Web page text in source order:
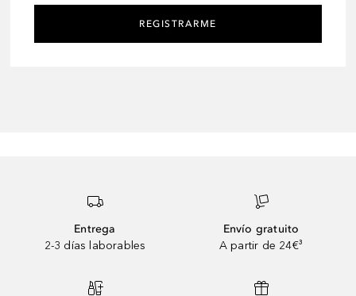
REGISTRARME
Entrega
2-3 días laborables
Envío gratuito
A partir de 24€³